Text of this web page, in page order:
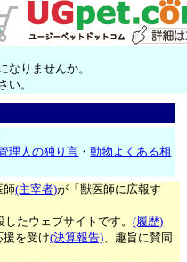
なりませんか。
い。
理人の独り言 ・動物よくある相
師(主宰者)が「獣医師に広報す
したウェブサイトです。(履歴)
援を受け(決算報告)、趣旨に賛同